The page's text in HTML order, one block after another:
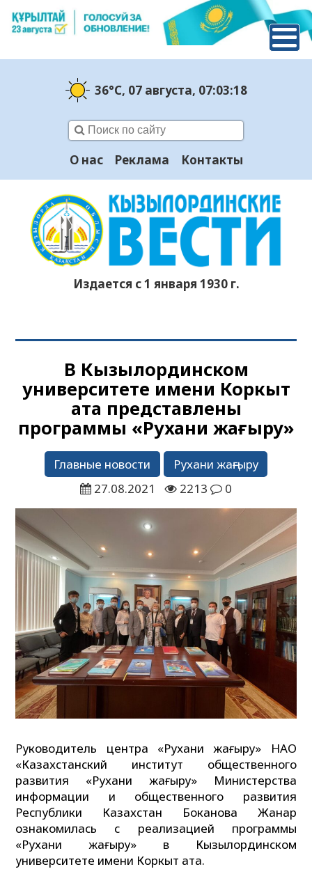
36°C, 07 августа, 07:03:19
О нас Реклама Контакты
Издается с 1 января 1930 г.
В Кызылординском
университете имени Коркыт
ата представлены
программы «Рухани жаңғыру»
Главные новости
Рухани жаңғыру
27.08.2021
2213 0
Руководитель центра «Рухани жаңғыру» НАО
«Казахстанский институт общественного
развития «Рухани жаңғыру» Министерства
информации и общественного развития
Республики Казахстан Боканова Жанар
ознакомилась с реализацией программы
«Рухани жаңғыру» в Кызылординском
университете имени Коркыт ата.